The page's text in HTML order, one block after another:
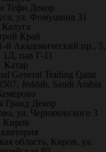
Тефи Декор
ул. Фомушина 31
Калуга
Край
й Академический пр., 5,
1Д, пав Г-11
Катар
General Trading Qatar
Jeddah, Saudi Arabia
Гранд Декор
ул. Черняховского 3
Киров
область, Киров, ул.